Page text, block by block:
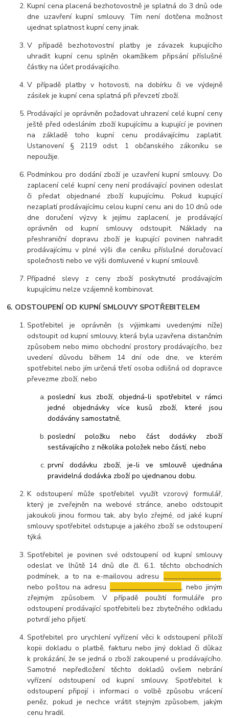
Kupní cena placená bezhotovostně je splatná do 3 dnů ode
dne uzavření kupní smlouvy. Tím není dotčena možnost
ujednat splatnost kupní ceny jinak.
V případě bezhotovostní platby je závazek kupujícího
uhradit kupní cenu splněn okamžikem připsání příslušné
částky na účet prodávajícího.
V případě platby v hotovosti, na dobírku či ve výdejně
zásilek je kupní cena splatná při převzetí zboží.
Prodávající je oprávněn požadovat uhrazení celé kupní ceny
ještě před odesláním zboží kupujícímu a kupující je povinen
na základě toho kupní cenu prodávajícímu zaplatit.
Ustanovení § 2119 odst. 1 občanského zákoníku se
nepoužije.
Podmínkou pro dodání zboží je uzavření kupní smlouvy. Do
zaplacení celé kupní ceny není prodávající povinen odeslat
či předat objednané zboží kupujícímu. Pokud kupující
nezaplatí prodávajícímu celou kupní cenu ani do 10 dnů ode
dne doručení výzvy k jejímu zaplacení, je prodávající
oprávněn od kupní smlouvy odstoupit. Náklady na
přeshraniční dopravu zboží je kupující povinen nahradit
prodávajícímu v plné výši dle ceníku příslušné doručovací
společnosti nebo ve výši domluvené v kupní smlouvě.
Případné slevy z ceny zboží poskytnuté prodávajícím
kupujícímu nelze vzájemně kombinovat.
6. ODSTOUPENÍ OD KUPNÍ SMLOUVY SPOTŘEBITELEM
Spotřebitel je oprávněn (s výjimkami uvedenými níže)
odstoupit od kupní smlouvy, která byla uzavřena distančním
způsobem nebo mimo obchodní prostory prodávajícího, bez
uvedení důvodu během 14 dní ode dne, ve kterém
spotřebitel nebo jím určená třetí osoba odlišná od dopravce
převezme zboží, nebo
poslední kus zboží, objedná-li spotřebitel v rámci
jedné objednávky více kusů zboží, které jsou
dodávány samostatně,
poslední položku nebo část dodávky zboží
sestávajícího z několika položek nebo částí, nebo
první dodávku zboží, je-li ve smlouvě ujednána
pravidelná dodávka zboží po ujednanou dobu.
K odstoupení může spotřebitel využít vzorový formulář,
který je zveřejněn na webové stránce, anebo odstoupit
jakoukoli jinou formou tak, aby bylo zřejmé, od jaké kupní
smlouvy spotřebitel odstupuje a jakého zboží se odstoupení
týká.
Spotřebitel je povinen své odstoupení od kupní smlouvy
odeslat ve lhůtě 14 dnů dle čl. 6.1. těchto obchodních
podmínek, a to na e-mailovou adresu
,
nebo poštou na adresu
, nebo jiným
zřejmým způsobem. V případě použití formuláře pro
odstoupení prodávající spotřebiteli bez zbytečného odkladu
potvrdí jeho přijetí.
Spotřebitel pro urychlení vyřízení věci k odstoupení přiloží
kopii dokladu o platbě, fakturu nebo jiný doklad či důkaz
k prokázání, že se jedná o zboží zakoupené u prodávajícího.
Samotné nepředložení těchto dokladů ovšem nebrání
vyřízení odstoupení od kupní smlouvy. Spotřebitel k
odstoupení připojí i informaci o volbě způsobu vrácení
peněz, pokud je nechce vrátit stejným způsobem, jakým
cenu hradil.